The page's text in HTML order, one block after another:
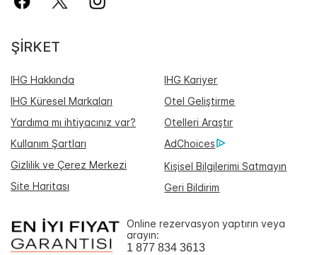
ŞIRKET
IHG Hakkında
IHG Kariyer
IHG Küresel Markaları
Otel Geliştirme
Yardıma mı ihtiyacınız var?
Otelleri Araştır
Kullanım Şartları
AdChoices
Gizlilik ve Çerez Merkezi
Kişisel Bilgilerimi Satmayın
Site Haritası
Geri Bildirim
Online rezervasyon yaptırın veya
arayın:
1 877 834 3613